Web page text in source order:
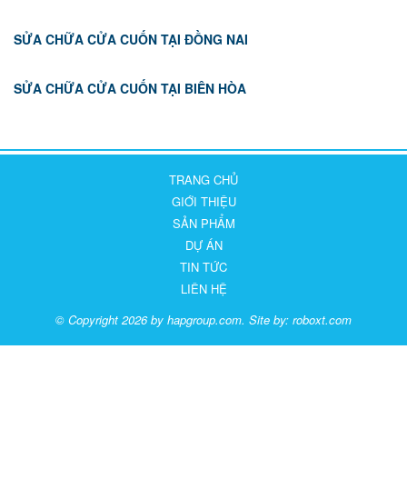
SỬA CHỮA CỬA CUỐN TẠI ĐỒNG NAI
SỬA CHỮA CỬA CUỐN TẠI BIÊN HÒA
TRANG CHỦ
GIỚI THIỆU
SẢN PHẨM
DỰ ÁN
TIN TỨC
LIÊN HỆ
© Copyright 2026 by hapgroup.com. Site by: roboxt.com